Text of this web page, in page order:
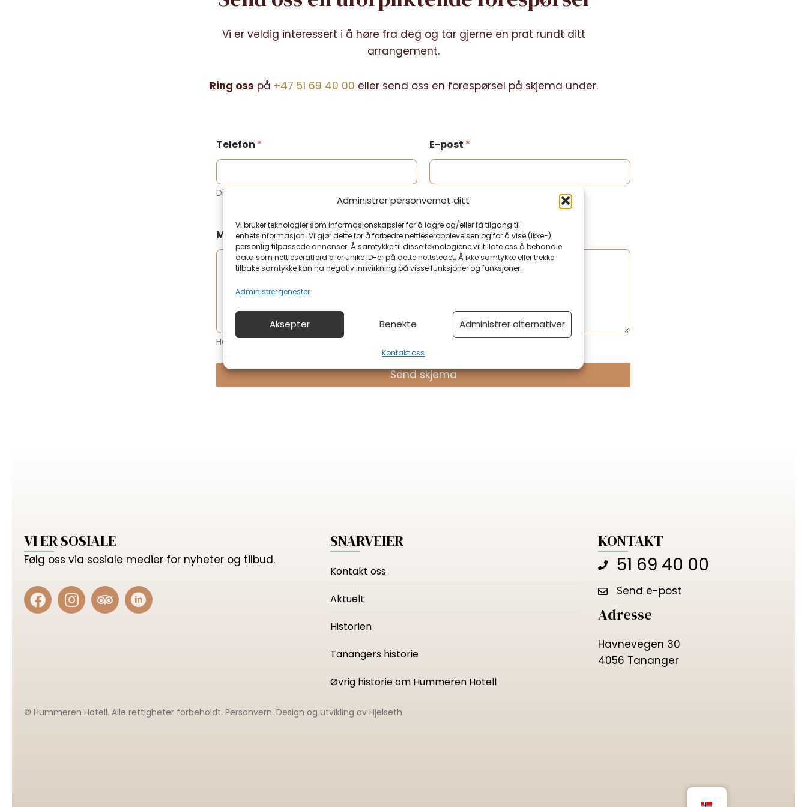
Administrer personvernet ditt
Vi bruker teknologier som informasjonskapsler for å lagre og/eller få tilgang til
enhetsinformasjon. Vi gjør dette for å forbedre nettleseropplevelsen og for å vise (ikke-)
personlig tilpassede annonser. Å samtykke til disse teknologiene vil tillate oss å behandle
data som nettleseratferd eller unike ID-er på dette nettstedet. Å ikke samtykke eller trekke
tilbake samtykke kan ha negativ innvirkning på visse funksjoner og funksjoner.
Administrer tjenester
Aksepter Benekte Administrer alternativer
Kontakt oss
Vi er veldig interessert i å høre fra deg og tar gjerne en prat rundt ditt
arrangement.
Ring oss på +47 51 69 40 00 eller send oss en forespørsel på skjema under.
Telefon *
Ditt telefonnummer?
E-post *
Melding
Har du noe på hjertet?
Send skjema
VI ER SOSIALE
Følg oss via sosiale medier for nyheter og tilbud.
SNARVEIER
Kontakt oss
Aktuelt
Historien
Tanangers historie
Øvrig historie om Hummeren Hotell
KONTAKT
51 69 40 00
Send e-post
Adresse
Havnevegen 30
4056 Tananger
© Hummeren Hotell. Alle rettigheter forbeholdt. Personvern. Design og utvikling av Hjelseth